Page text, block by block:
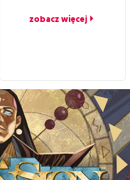
zobacz więcej